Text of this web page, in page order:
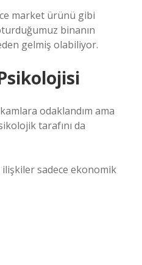
market ürünü gibi
binanın
gelmiş olabiliyor.
odaklandım ama
tarafını da
sadece ekonomik